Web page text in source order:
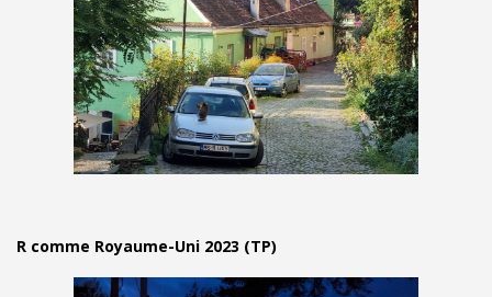
R comme Royaume-Uni 2023 (TP)